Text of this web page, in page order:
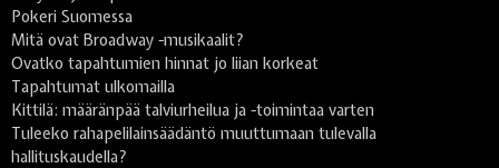
Pokeri Suomessa
Mitä ovat Broadway -musikaalit?
Ovatko tapahtumien hinnat jo liian korkeat
Tapahtumat ulkomailla
Kittilä: määränpää talviurheilua ja -toimintaa varten
Tuleeko rahapelilainsäädäntö muuttumaan tulevalla
hallituskaudella?